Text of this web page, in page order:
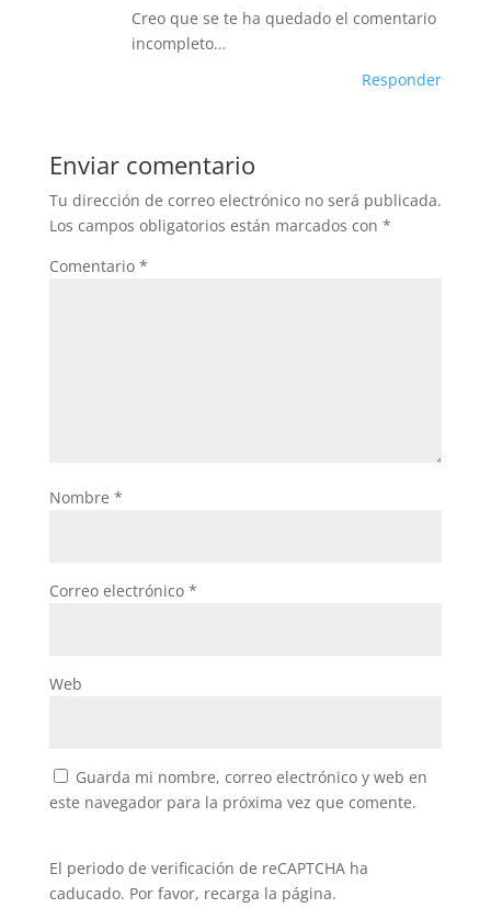
Creo que se te ha quedado el comentario
incompleto…
Responder
Enviar comentario
Tu dirección de correo electrónico no será publicada.
Los campos obligatorios están marcados con *
Comentario *
Nombre *
Correo electrónico *
Web
Guarda mi nombre, correo electrónico y web en
este navegador para la próxima vez que comente.
El periodo de verificación de reCAPTCHA ha
caducado. Por favor, recarga la página.